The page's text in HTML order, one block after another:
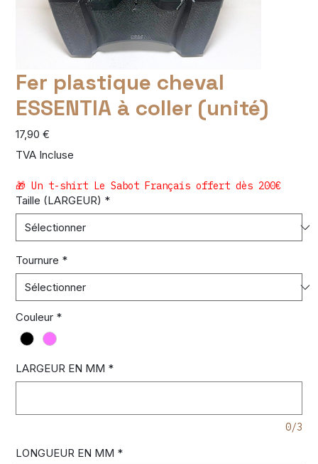
Fer plastique cheval
ESSENTIA à coller (unité)
17,90 €
TVA Incluse
🎁 Un t-shirt Le Sabot Français offert dès 200€
Taille (LARGEUR) *
Tournure *
Couleur *
LARGEUR EN MM *
0/3
LONGUEUR EN MM *